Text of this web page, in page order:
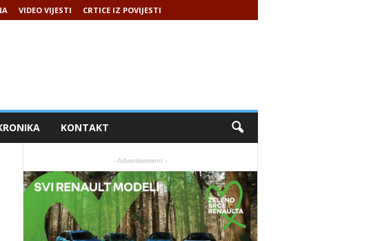
VIDEO VIJESTI CRTICE IZ POVIJESTI
KONTAKT
- Advertisement -